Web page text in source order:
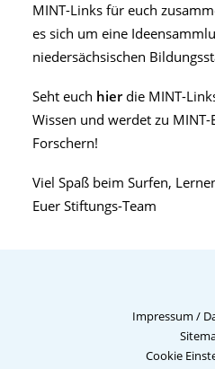
MINT-Links für euch
es sich um eine
niedersächsischen
Seht euch hierdie MINT-
Wissen und werdet zu
Forschern!
Viel Spaß beim Surfen,
Euer Stiftungs-Team
Impressum /
Cookie